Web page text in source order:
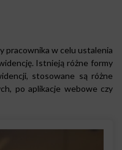
pracownika w celu ustalenia
Istnieją różne formy
stosowane są różne
po aplikacje webowe czy